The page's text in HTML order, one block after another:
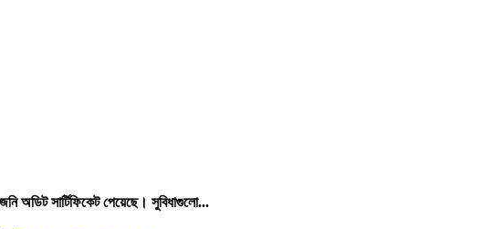
অডিট সার্টিফিকেট পেয়েছে। সুবিধাগুলো...